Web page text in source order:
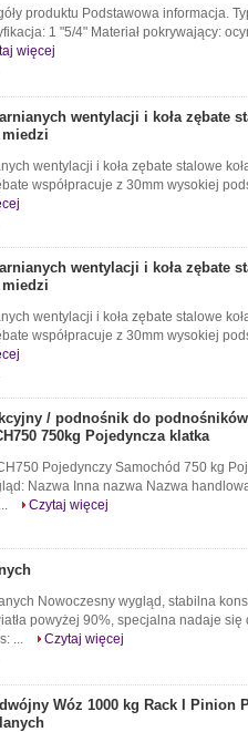
produktu Podstawowa informacja.
1 "5/4" Materiał pokrywający:
więcej
wentylacji i koła zębate
wentylacji i koła zębate stalowe
współpracuje z 30mm wysokiej
wentylacji i koła zębate
wentylacji i koła zębate stalowe
współpracuje z 30mm wysokiej
/ podnośnik do
750kg Pojedyncza klatka
Pojedynczy Samochód 750 kg
Nazwa Inna nazwa Nazwa
Czytaj więcej
Nowoczesny wygląd, stabilna
powyżej 90%, specjalna nadaje się
...
Czytaj więcej
Wóz 1000 kg Rack I Pinion